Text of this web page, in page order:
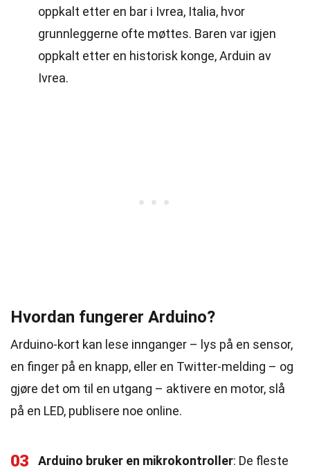
oppkalt etter en bar i Ivrea, Italia, hvor
grunnleggerne ofte møttes. Baren var igjen
oppkalt etter en historisk konge, Arduin av
Ivrea.
Hvordan fungerer Arduino?
Arduino-kort kan lese innganger – lys på en sensor,
en finger på en knapp, eller en Twitter-melding – og
gjøre det om til en utgang – aktivere en motor, slå
på en LED, publisere noe online.
03 Arduino bruker en mikrokontroller: De fleste